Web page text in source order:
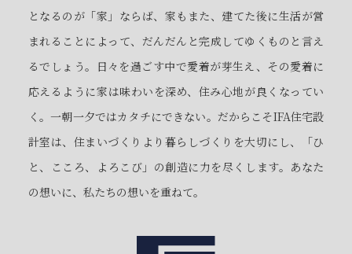
となるのが「家」ならば、家もまた、建てた後に生活が営
まれることによって、 だんだんと完成してゆくものと言え
るでしょう。 日々を過ごす中で愛着が芽生え、その愛着に
応えるように家は味わいを深め、住み心地が良くなってい
く。一朝一夕ではカタチにできない。 だからこそIFA住宅設
計室は、住まいづくりより暮らしづくりを大切にし、
「ひ
と、こころ、よろこび」の創造に力を尽くします。あなた
の想いに、私たちの想いを重ねて。